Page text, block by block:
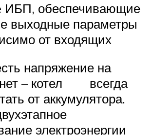
ИБП, обеспечивающие
выходные параметры
от входящих
напряжение на
нет – котел всегда
от аккумулятора.
электроэнергии